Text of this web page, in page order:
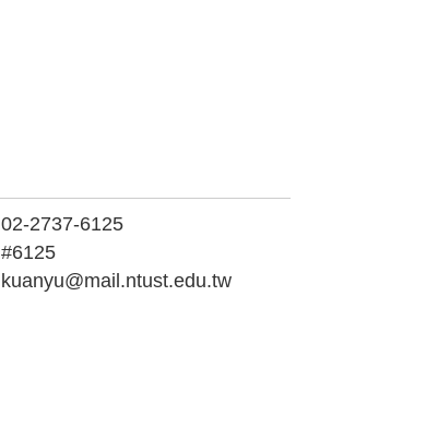
02-2737-6125
#6125
kuanyu@mail.ntust.edu.tw